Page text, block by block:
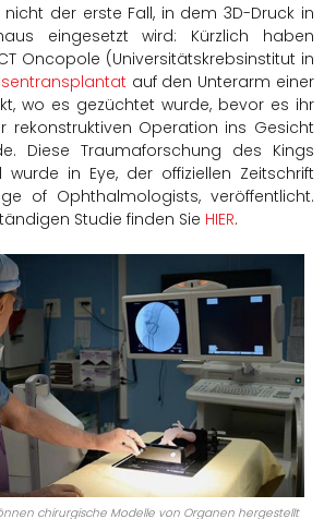
der erste Fall, in dem 3D-Druck in
eingesetzt wird: Kürzlich haben
Oncopole (Universitätskrebsinstitut in
auf den Unterarm einer
wo es gezüchtet wurde, bevor es ihr
rekonstruktiven Operation ins Gesicht
Diese Traumaforschung des Kings
wurde in Eye, der offiziellen Zeitschrift
of Ophthalmologists, veröffentlicht.
Studie finden Sie HIER.
chirurgische Modelle von Organen hergestellt